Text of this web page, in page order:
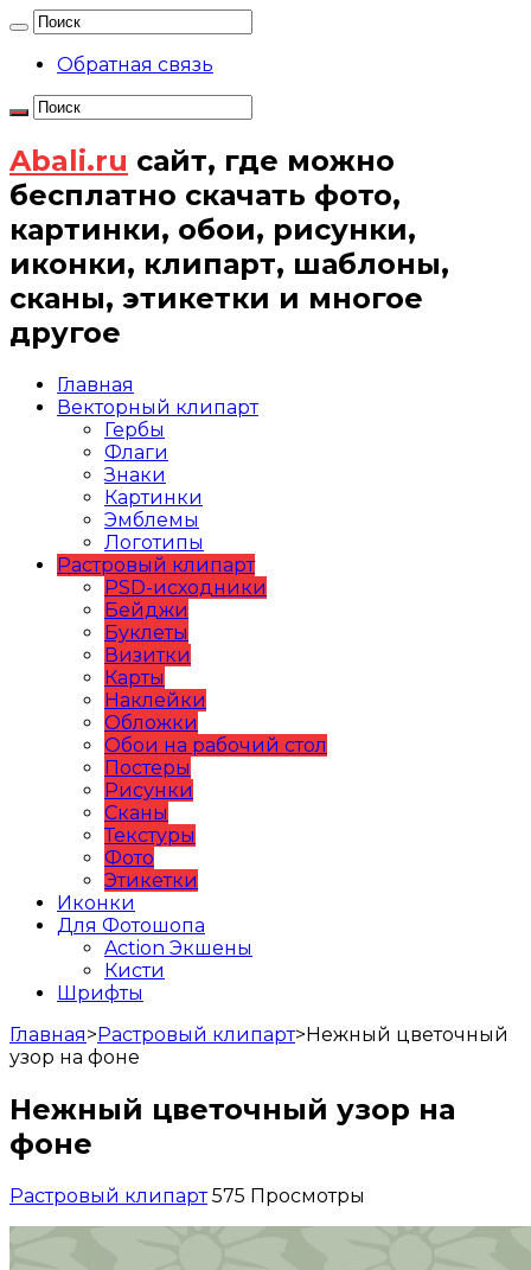
Обратная связь
Abali.ru сайт, где можно
бесплатно скачать фото,
картинки, обои, рисунки,
иконки, клипарт, шаблоны,
сканы, этикетки и многое
другое
Главная
Векторный клипарт
Гербы
Флаги
Знаки
Картинки
Эмблемы
Логотипы
Растровый клипарт
PSD-исходники
Бейджи
Буклеты
Визитки
Карты
Наклейки
Обложки
Обои на рабочий стол
Постеры
Рисунки
Сканы
Текстуры
Фото
Этикетки
Иконки
Для Фотошопа
Action Экшены
Кисти
Шрифты
Главная>Растровый клипарт>Нежный цветочный
узор на фоне
Нежный цветочный узор на
фоне
Растровый клипарт 575 Просмотры